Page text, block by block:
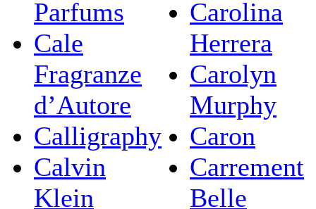
Parfums
Cale
Fragranze
d’Autore
Calligraphy
Calvin
Klein
Carolina
Herrera
Carolyn
Murphy
Caron
Carrement
Belle